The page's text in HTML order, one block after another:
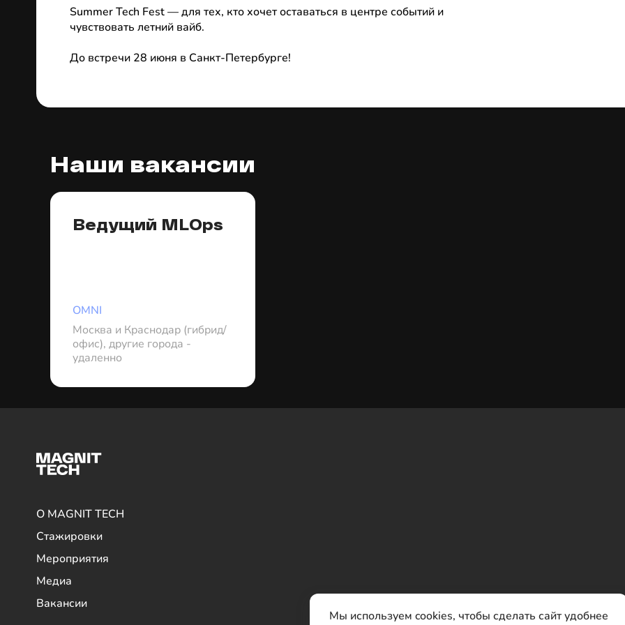
Summer Tech Fest — для тех, кто хочет оставаться в центре событий и
чувствовать летний вайб.
До встречи 28 июня в Санкт-Петербурге!
Наши вакансии
Ведущий MLOps
OMNI
Москва и Краснодар (гибрид/
офис), другие города -
удаленно
Мы используем cookies, чтобы сделать сайт удобнее
О MAGNIT TECH
Стажировки
Мероприятия
Медиа
Вакансии